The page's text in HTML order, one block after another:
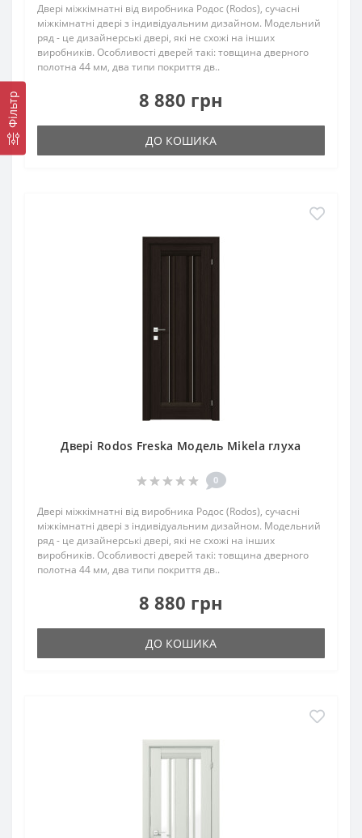
Фільтр
Двері міжкімнатні від виробника Родос (Rodos), сучасні
міжкімнатні двері з індивідуальним дизайном. Модельний
ряд - це дизайнерські двері, які не схожі на інших
виробників. Особливості дверей такі: товщина дверного
полотна 44 мм, два типи покриття дв..
8 880 грн
ДО КОШИКА
Двері Rodos Freska Модель Mikela глуха
0
Двері міжкімнатні від виробника Родос (Rodos), сучасні
міжкімнатні двері з індивідуальним дизайном. Модельний
ряд - це дизайнерські двері, які не схожі на інших
виробників. Особливості дверей такі: товщина дверного
полотна 44 мм, два типи покриття дв..
8 880 грн
ДО КОШИКА